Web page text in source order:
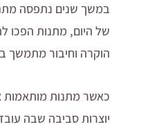
במשך שנים נתפסה
של היום, מתנות הפכו
הוקרה וחיבור מתמשך
כאשר מתנות מותאמות
יוצרות סביבה שבה